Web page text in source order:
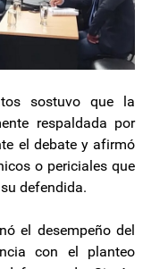
sostuvo que la
respaldada por
el debate y afirmó
o periciales que
defendida.
el desempeño del
con el planteo